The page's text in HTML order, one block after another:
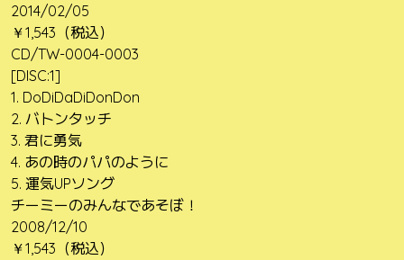
2014/02/05
￥1,543（税込）
CD/TW-0004-0003
[DISC:1]
1. DoDiDaDiDonDon
2. バトンタッチ
3. 君に勇気
4. あの時のパパのように
5. 運気UPソング
チーミーのみんなであそぼ！
2008/12/10
￥1,543（税込）